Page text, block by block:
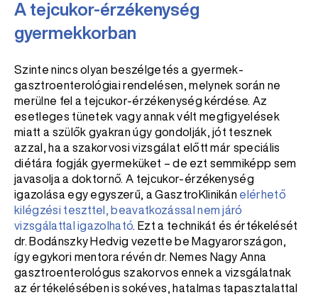
A tejcukor-érzékenység
gyermekkorban
Szinte nincs olyan beszélgetés a gyermek-
gasztroenterológiai rendelésen, melynek során ne
merülne fel a tejcukor-érzékenység kérdése. Az
esetleges tünetek vagy annak vélt megfigyelések
miatt a szülők gyakran úgy gondolják, jót tesznek
azzal, ha a szakorvosi vizsgálat előtt már speciális
diétára fogják gyermeküket – de ezt semmiképp sem
javasolja a doktornő. A tejcukor-érzékenység
igazolása egy egyszerű, a GasztroKlinikán elérhető
kilégzési teszttel, beavatkozással nem járó
vizsgálattal igazolható. Ezt a technikát és értékelését
dr. Bodánszky Hedvig vezette be Magyarországon,
így egykori mentora révén dr. Nemes Nagy Anna
gasztroenterológus szakorvos ennek a vizsgálatnak
az értékelésében is sokéves, hatalmas tapasztalattal